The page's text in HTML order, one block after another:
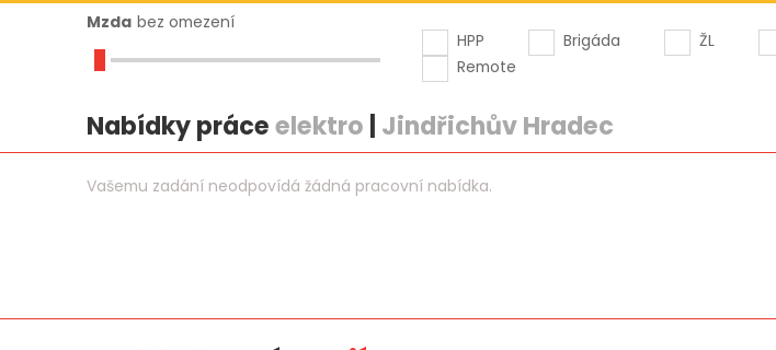
Mzda bez omezení
HPP
Brigáda ŽL
Remote
Nabídky práceelektro Jindřichův Hradec
Vašemu zadání neodpovídá žádná pracovní nabídka.